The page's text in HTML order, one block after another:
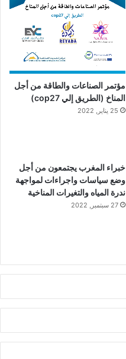
مؤتمر الصناعات والطاقة من أجل
المناخ (الطريق إلي cop27)
25 يناير, 2022
خبراء المغرب يجتمعون من أجل
وضع سياسات واجراءات لمواجهة
ندرة المياه والتغيرات المناخية
27 سبتمبر, 2022